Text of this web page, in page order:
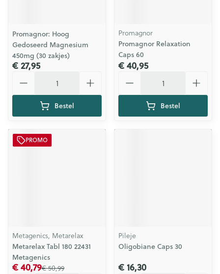
Promagnor: Hoog
Gedoseerd Magnesium
450mg (30 zakjes)
€ 27,95
Bestel
Promagnor
Promagnor Relaxation
Caps 60
€ 40,95
Bestel
PROMO
Metagenics, Metarelax
Metarelax Tabl 180 22431
Metagenics
€ 50,99
€ 40,79
Pileje
Oligobiane Caps 30
€ 16,30